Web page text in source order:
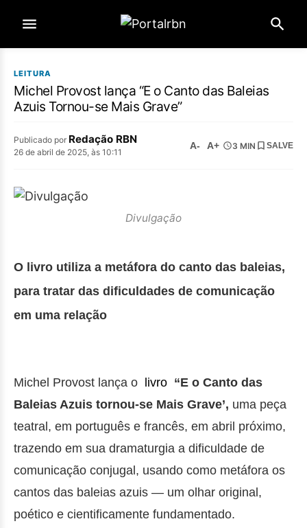
LEITURA
Michel Provost lança “E o Canto das Baleias
Azuis Tornou-se Mais Grave”
Publicado por Redação RBN
26 de abril de 2025, às 10:11
A- A+ 3 MIN SALVE
Divulgação
O livro utiliza a metáfora do canto das baleias,
para tratar das dificuldades de comunicação
em uma relação
Michel Provost lança o livro “E o Canto das
Baleias Azuis tornou-se Mais Grave’, uma peça
teatral, em português e francês, em abril próximo,
trazendo em sua dramaturgia a dificuldade de
comunicação conjugal, usando como metáfora os
cantos das baleias azuis — um olhar original,
poético e cientificamente fundamentado.